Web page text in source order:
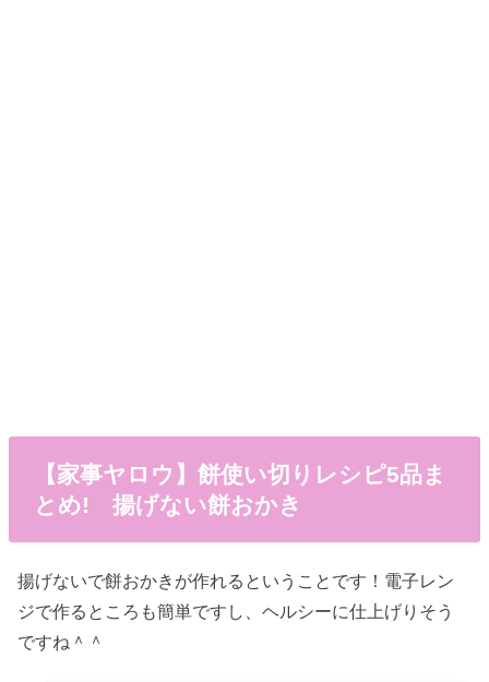
【家事ヤロウ】餅使い切りレシピ5品ま
とめ! 揚げない餅おかき
揚げないで餅おかきが作れるということです！電子レン
ジで作るところも簡単ですし、ヘルシーに仕上げりそう
ですね＾＾